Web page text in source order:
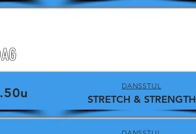
DANSSTIJL
STRETCH & STRENGTH